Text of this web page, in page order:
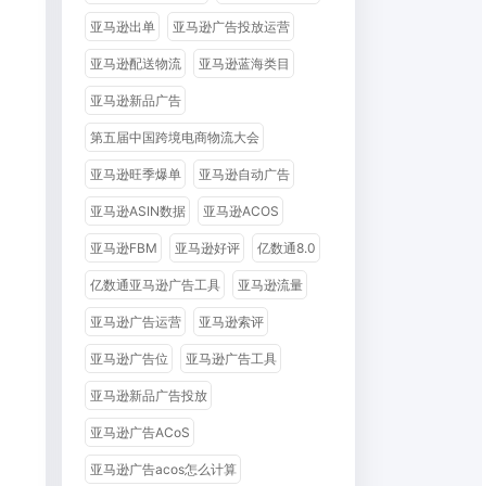
亚马逊出单 亚马逊广告投放运营
亚马逊配送物流 亚马逊蓝海类目
亚马逊新品广告
第五届中国跨境电商物流大会
亚马逊旺季爆单 亚马逊自动广告
亚马逊ASIN数据 亚马逊ACOS
亚马逊FBM 亚马逊好评 亿数通8.0
亿数通亚马逊广告工具 亚马逊流量
亚马逊广告运营 亚马逊索评
亚马逊广告位 亚马逊广告工具
亚马逊新品广告投放
亚马逊广告ACoS
亚马逊广告acos怎么计算